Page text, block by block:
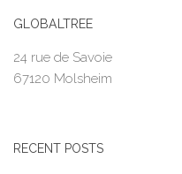
GLOBALTREE
24 rue de Savoie
67120 Molsheim
RECENT POSTS